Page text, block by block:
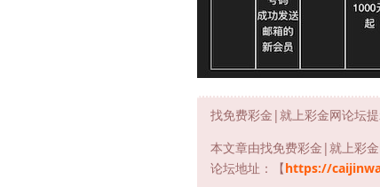
找免费彩金|就上彩金网论坛提
本文章由找免费彩金|就上彩金
论坛地址：【https://